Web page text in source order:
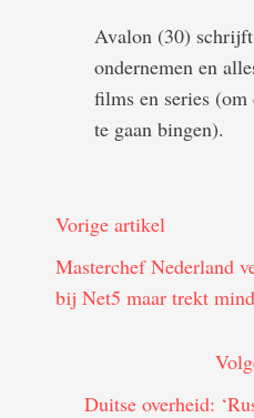
Avalon (30)
ondernemen en
films en series
te gaan bingen).
Vorige artikel
Masterchef Nederland
bij Net5 maar trekt
Duitse overheid: